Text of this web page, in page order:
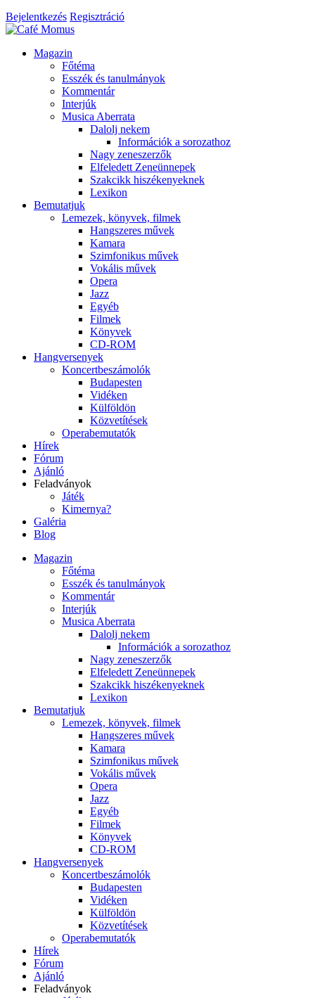
Bejelentkezés Regisztráció
Magazin
Főtéma
Esszék és tanulmányok
Kommentár
Interjúk
Musica Aberrata
Dalolj nekem
Információk a sorozathoz
Nagy zeneszerzők
Elfeledett Zeneünnepek
Szakcikk hiszékenyeknek
Lexikon
Bemutatjuk
Lemezek, könyvek, filmek
Hangszeres művek
Kamara
Szimfonikus művek
Vokális művek
Opera
Jazz
Egyéb
Filmek
Könyvek
CD-ROM
Hangversenyek
Koncertbeszámolók
Budapesten
Vidéken
Külföldön
Közvetítések
Operabemutatók
Hírek
Fórum
Ajánló
Feladványok
Játék
Kimernya?
Galéria
Blog
Magazin
Főtéma
Esszék és tanulmányok
Kommentár
Interjúk
Musica Aberrata
Dalolj nekem
Információk a sorozathoz
Nagy zeneszerzők
Elfeledett Zeneünnepek
Szakcikk hiszékenyeknek
Lexikon
Bemutatjuk
Lemezek, könyvek, filmek
Hangszeres művek
Kamara
Szimfonikus művek
Vokális művek
Opera
Jazz
Egyéb
Filmek
Könyvek
CD-ROM
Hangversenyek
Koncertbeszámolók
Budapesten
Vidéken
Külföldön
Közvetítések
Operabemutatók
Hírek
Fórum
Ajánló
Feladványok